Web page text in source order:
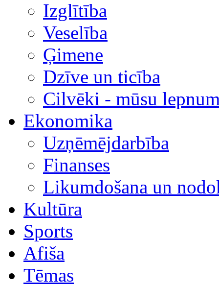
Izglītība
Veselība
Ģimene
Dzīve un ticība
Cilvēki - mūsu
Ekonomika
Uzņēmējdarbība
Finanses
Likumdošana un
Kultūra
Sports
Afiša
Tēmas